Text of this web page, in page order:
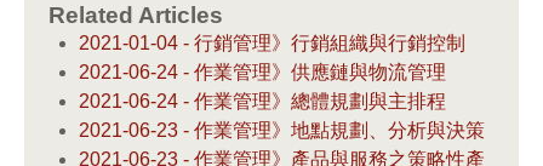
Related Articles
2021-01-04 - 行銷管理》行銷組織與行銷控制
2021-06-24 - 作業管理》供應鏈與物流管理
2021-06-24 - 作業管理》總體規劃與主排程
2021-06-23 - 作業管理》地點規劃、分析與決策
2021-06-23 - 作業管理》產品與服務之策略性產